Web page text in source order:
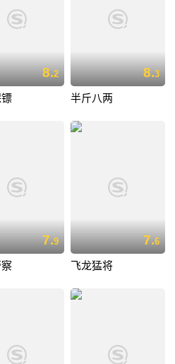
8.2 8.3
半斤八两
7.9 7.6
飞龙猛将